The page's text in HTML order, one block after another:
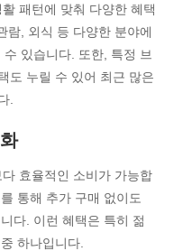
패턴에 맞춰 다양한 혜택
람, 외식 등 다양한 분야에
있습니다. 또한, 특정 브
도 누릴 수 있어 최근 많은
.
효율적인 소비가 가능합
통해 추가 구매 없이도
다. 이런 혜택은 특히 젊
하나입니다.